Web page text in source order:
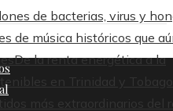
de bacterias, virus y
de música históricos que
De la renta energética a la
en Trinidad y Tobago
más extraordinarios del